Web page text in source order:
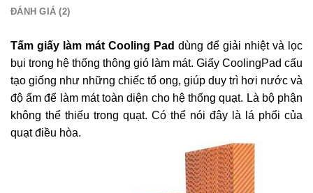
ĐÁNH GIÁ (2)
Tấm giấy làm mát Cooling Pad dùng để giải nhiệt và lọc
bụi trong hệ thống thông gió làm mát. Giấy CoolingPad cấu
tạo giống như những chiếc tổ ong, giúp duy trì hơi nước và
độ ẩm để làm mát toàn diện cho hệ thống quạt. Là bộ phận
không thể thiếu trong quạt. Có thể nói đây là lá phổi của
quạt điều hòa.